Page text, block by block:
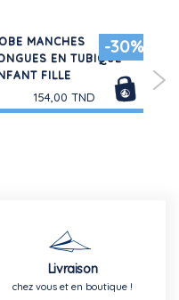
-30%
MANCHES
EN TUBIQUE
FILLE
154,00 TND
Livraison
chez vous et en boutique !